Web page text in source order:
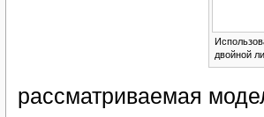
двойной
рассматриваемая